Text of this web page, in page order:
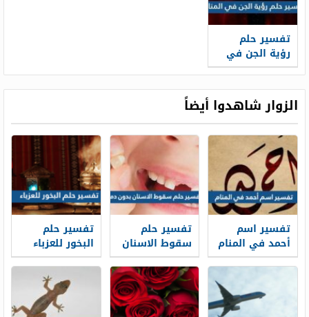
تفسير حلم
رؤية الجن في
المنام لابن
شاهين
والنابلسي
والصادق
الزوار شاهدوا أيضاً
تفسير اسم
أحمد في المنام
للعزباء
والمتزوجة
والحامل
تفسير حلم
سقوط الاسنان
بدون دم في
المنام لابن
سيرين
تفسير حلم
البخور للعزباء
في المنام
والمتزوجة
والحامل